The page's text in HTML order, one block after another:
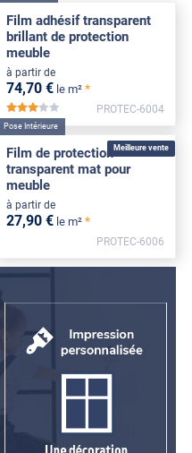
Film adhésif transparent
brillant de protection
meuble
à partir de
74,70 € le m² *
*****
PROTEC-6004
Meilleure vente
Pose Intérieure
Film de protection
transparent mat pour
meuble
à partir de
27,90 € le m² *
PROTEC-6006